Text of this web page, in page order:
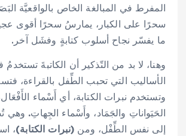
المفرط في المبالغة الخاص بالواقعيَّة
سحرًا على الكبار، يمارسُ سحرًا أقوى
ما يفسّر نجاح أسلوب كتابةٍ وفشَل آخر.
وهنا، لا بد من التّذكير أن الكاتبةَ
الأساليب التي تحبب الطِّفل بالقراءة،
وتستخدم نبرات الكتابة، أي أَسْماء
الحَيَواناتِ والجَمَاد، وأَسْماء الجِهاتِ. وهي
إلى نفس الطِّفْل، ومن (نبرات الكتابة)،